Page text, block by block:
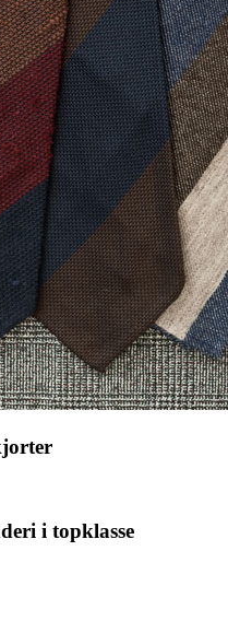
i topklasse